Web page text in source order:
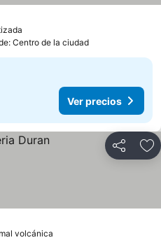
Centro de la ciudad
Ver precios
Compartir
volcánica